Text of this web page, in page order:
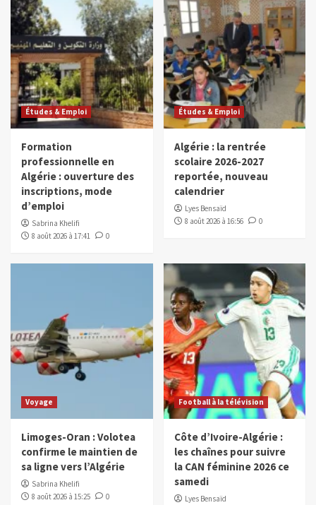
Études & Emploi
Formation
professionnelle en
Algérie : ouverture des
inscriptions, mode
d’emploi
Sabrina Khelifi
8 août 2026 à 17:41
0
Études & Emploi
Algérie : la rentrée
scolaire 2026-2027
reportée, nouveau
calendrier
Lyes Bensaïd
8 août 2026 à 16:56
0
Voyage
Limoges-Oran : Volotea
confirme le maintien de
sa ligne vers l’Algérie
Sabrina Khelifi
8 août 2026 à 15:25
0
Football à la télévision
Côte d’Ivoire-Algérie :
les chaînes pour suivre
la CAN féminine 2026 ce
samedi
Lyes Bensaïd